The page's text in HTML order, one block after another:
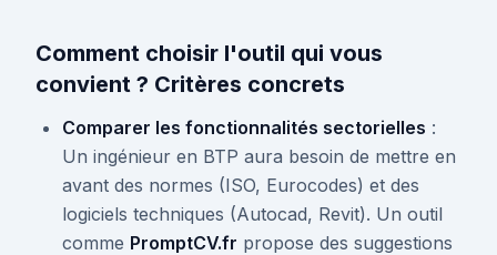
Comment choisir l'outil qui vous
convient ? Critères concrets
Comparer les fonctionnalités sectorielles :
Un ingénieur en BTP aura besoin de mettre en
avant des normes (ISO, Eurocodes) et des
logiciels techniques (Autocad, Revit). Un outil
comme PromptCV.fr propose des suggestions